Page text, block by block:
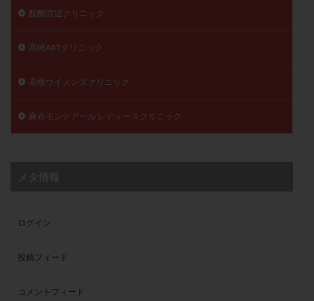
醍醐渡辺クリニック
高崎ARTクリニック
高橋ウイメンズクリニック
麻布モンテアール レディースクリニック
ログイン
投稿フィード
コメントフィード